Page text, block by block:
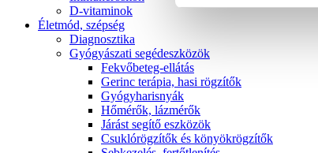
D-vitaminok
Életmód, szépség
Diagnosztika
Gyógyászati segédeszközök
Fekvőbeteg-ellátás
Gerinc terápia, hasi rögzítők
Gyógyharisnyák
Hőmérők, lázmérők
Járást segítő eszközök
Csuklórögzítők és könyökrögzítők